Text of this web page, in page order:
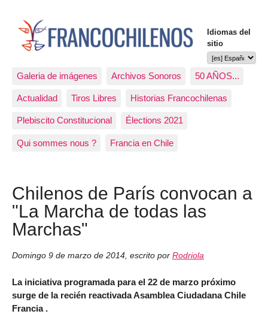
Idiomas del
sitio
Galeria de imágenes Archivos Sonoros 50 AÑOS...
Actualidad Tiros Libres Historias Francochilenas
Plebiscito Constitucional Élections 2021
Qui sommes nous ? Francia en Chile
Chilenos de París convocan a
"La Marcha de todas las
Marchas"
Domingo 9 de marzo de 2014, escrito por Rodriola
La iniciativa programada para el 22 de marzo próximo
surge de la recién reactivada Asamblea Ciudadana Chile
Francia .